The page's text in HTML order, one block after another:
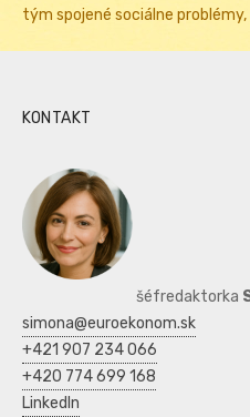
tým spojené sociálne
KONTAKT
šéfredaktorka
simona@euroekonom.sk
+421 907 234 066
+420 774 699 168
LinkedIn